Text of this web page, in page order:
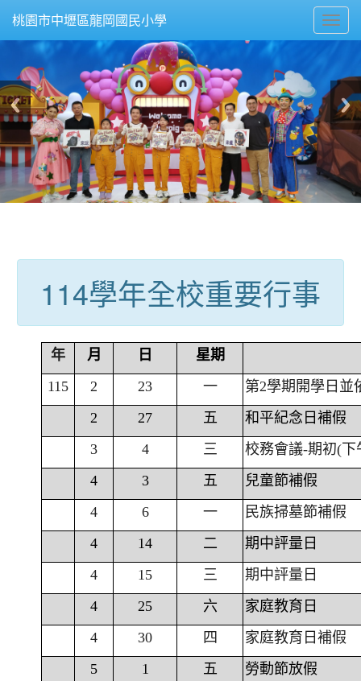
桃園市中壢區龍岡國民小學
114學年全校重要行事
年 月 日
星期
115
2 23 一
第2學期開學日並
2
27 五
和平紀念日補假
3
4 三
校務會議-期初(下
4
3 五
兒童節補假
4
6 一
民族掃墓節補假
4
14 二
期中評量日
4
15 三
期中評量日
4
25 六
家庭教育日
4
30 四
家庭教育日補假
5
1 五
勞動節放假